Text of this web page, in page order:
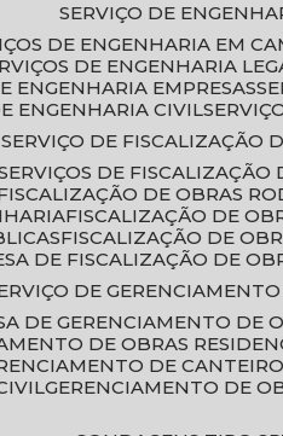
SERVIÇO DE
DE ENGENHARIA EM
DE ENGENHARIA
ENGENHARIA EMPRESAS
ENGENHARIA CIVIL
SERVIÇO DE FISCALIZAÇÃO
SERVIÇOS DE FISCALIZAÇÃO
FISCALIZAÇÃO DE OBRAS
FISCALIZAÇÃO DE
FISCALIZAÇÃO DE
DE FISCALIZAÇÃO DE
DE
DE GERENCIAMENTO DE
DE OBRAS
DE
GERENCIAMENTO DE